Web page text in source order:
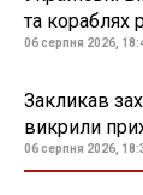
та кораблях
06 серпня 2026,
Закликав
викрили
06 серпня 2026,